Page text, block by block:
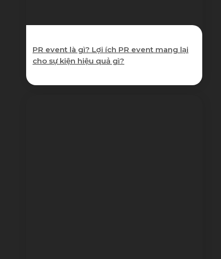
PR event là gì? Lợi ích PR event mang lại
cho sự kiện hiệu quả gì?